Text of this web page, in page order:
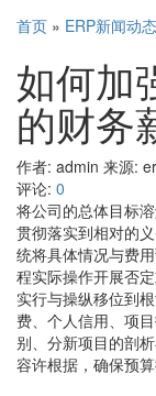
首页 » ERP新闻动态
如何加
的财务
作者: admin 来源:
评论: 0
将公司的总体目标
贯彻落实到相对的
统将具体情况与费
程实际操作开展否
实行与操纵移位到
费、个人信用、项
别、分新项目的剖
容许根据，确保预算